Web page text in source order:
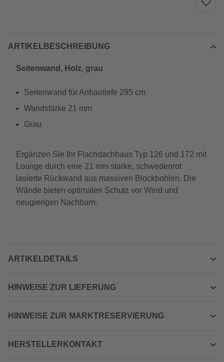
ARTIKELBESCHREIBUNG
Seitenwand, Holz, grau
Seitenwand für Anbautiefe 295 cm
Wandstärke 21 mm
Grau
Ergänzen Sie Ihr Flachdachhaus Typ 126 und 172 mit
Lounge durch eine 21 mm starke, schwedenrot
lasierte Rückwand aus massiven Blockbohlen. Die
Wände bieten optimalen Schutz vor Wind und
neugierigen Nachbarn.
ARTIKELDETAILS
HINWEISE ZUR LIEFERUNG
HINWEISE ZUR MARKTRESERVIERUNG
HERSTELLERKONTAKT